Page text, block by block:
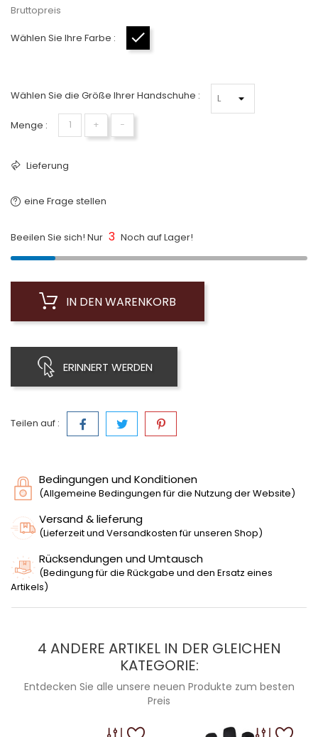
Bruttopreis
Wählen Sie Ihre Farbe :
Wählen Sie die Größe Ihrer Handschuhe :
Menge : + −
Lieferung
eine Frage stellen
Beeilen Sie sich! Nur 3 Noch auf Lager!
IN DEN WARENKORB
ERINNERT WERDEN
Teilen auf :
Bedingungen und Konditionen
(Allgemeine Bedingungen für die Nutzung der Website)
Versand & lieferung
(Lieferzeit und Versandkosten für unseren Shop)
Rücksendungen und Umtausch
(Bedingung für die Rückgabe und den Ersatz eines
Artikels)
4 ANDERE ARTIKEL IN DER GLEICHEN
KATEGORIE:
Entdecken Sie alle unsere neuen Produkte zum besten
Preis